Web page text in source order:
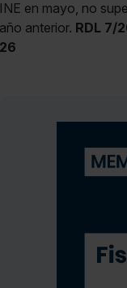
INE en mayo, no
año anterior. RDL 7/
26